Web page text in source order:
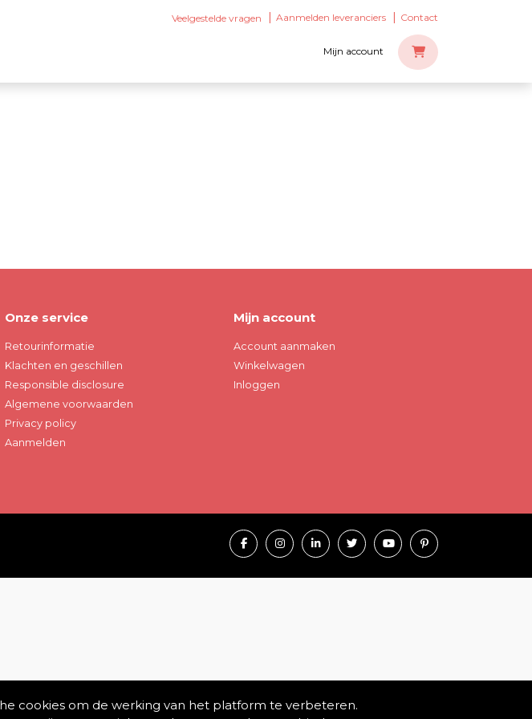
Veelgestelde vragen Aanmelden leveranciers Contact
Mijn account
Onze service
Retourinformatie
Klachten en geschillen
Responsible disclosure
Algemene voorwaarden
Privacy policy
Aanmelden
Mijn account
Account aanmaken
Winkelwagen
Inloggen
cookies om de werking van het platform te verbeteren.